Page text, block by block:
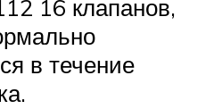
16 клапанов,
в течение